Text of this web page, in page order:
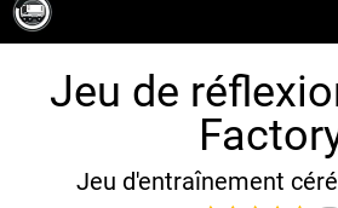
Jeu de
Jeu d'entraînement